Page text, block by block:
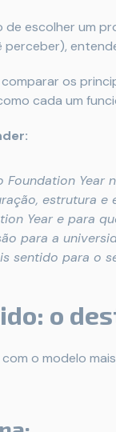
escolher um
os
cada um
Year
estrutura e
Year e para
para a
sentido para o
o
com o modelo